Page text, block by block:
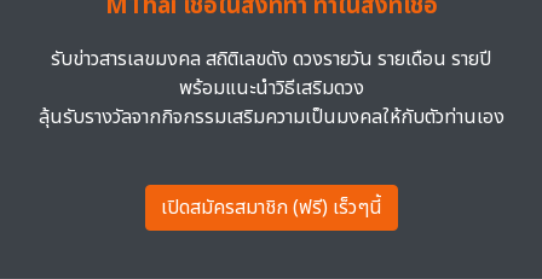
รับข่าวสารเลขมงคล สถิติเลขดัง ดวงรายวัน รายเดือน รายปี
พร้อมแนะนำวิธีเสริมดวง
ลุ้นรับรางวัลจากกิจกรรมเสริมความเป็นมงคลให้กับตัวท่านเอง
เปิดสมัครสมาชิก (ฟรี) เร็วๆนี้